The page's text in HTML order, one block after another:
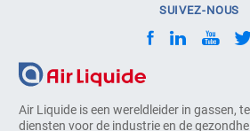
Air Liquide is een wereldleider in gassen,
diensten voor de industrie en de
SUIVEZ-NOUS